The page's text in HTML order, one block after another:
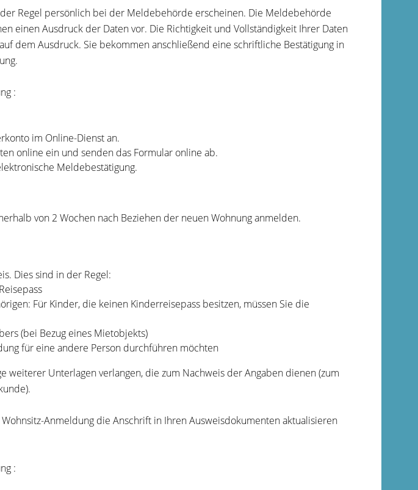
Regel persönlich bei der Meldebehörde erscheinen. Die Meldebehörde
einen Ausdruck der Daten vor. Die Richtigkeit und Vollständigkeit Ihrer Daten
dem Ausdruck. Sie bekommen anschließend eine schriftliche Bestätigung in
:
im Online-Dienst an.
online ein und senden das Formular online ab.
Meldebestätigung.
von 2 Wochen nach Beziehen der neuen Wohnung anmelden.
Dies sind in der Regel:
Für Kinder, die keinen Kinderreisepass besitzen, müssen Sie die
(bei Bezug eines Mietobjekts)
für eine andere Person durchführen möchten
weiterer Unterlagen verlangen, die zum Nachweis der Angaben dienen (zum
Anmeldung die Anschrift in Ihren Ausweisdokumenten aktualisieren
: